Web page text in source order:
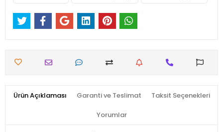
Ürün Açıklaması Garanti ve Teslimat Taksit Seçenekleri
Yorumlar